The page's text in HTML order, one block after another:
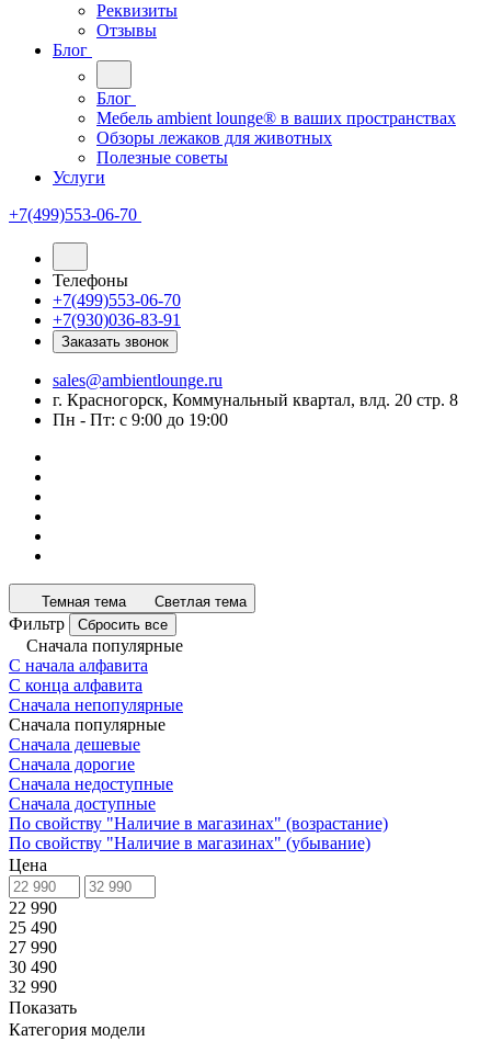
Реквизиты
Отзывы
Блог
Блог
Мебель ambient lounge® в ваших пространствах
Обзоры лежаков для животных
Полезные советы
Услуги
+7(499)553-06-70
Телефоны
+7(499)553-06-70
+7(930)036-83-91
Заказать звонок
sales@ambientlounge.ru
г. Красногорск, Коммунальный квартал, влд. 20 стр. 8
Пн - Пт: с 9:00 до 19:00
Темная тема Светлая тема
Фильтр Сбросить все
Сначала популярные
С начала алфавита
С конца алфавита
Сначала непопулярные
Сначала популярные
Сначала дешевые
Сначала дорогие
Сначала недоступные
Сначала доступные
По свойству "Наличие в магазинах" (возрастание)
По свойству "Наличие в магазинах" (убывание)
Цена
22 990
25 490
27 990
30 490
32 990
Показать
Категория модели